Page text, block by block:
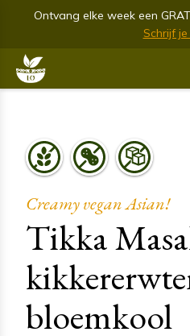
Ontvang elke week een
Schrijf je
Creamy vegan Asian!
Tikka
bloemkool